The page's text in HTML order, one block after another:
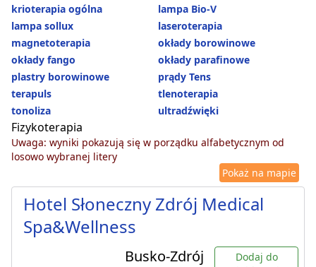
krioterapia ogólna
lampa Bio-V
lampa sollux
laseroterapia
magnetoterapia
okłady borowinowe
okłady fango
okłady parafinowe
plastry borowinowe
prądy Tens
terapuls
tlenoterapia
tonoliza
ultradźwięki
Fizykoterapia
Uwaga: wyniki pokazują się w porządku alfabetycznym od
losowo wybranej litery
Pokaż na mapie
Hotel Słoneczny Zdrój Medical
Spa&Wellness
Busko-Zdrój
Dodaj do